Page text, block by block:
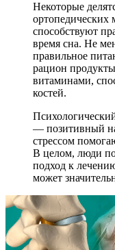
Некоторые
ортопедических
способствуют
время сна. Не
правильное
рацион
витаминами,
костей.
— позитивный
стрессом
В целом, люди
подход к
может